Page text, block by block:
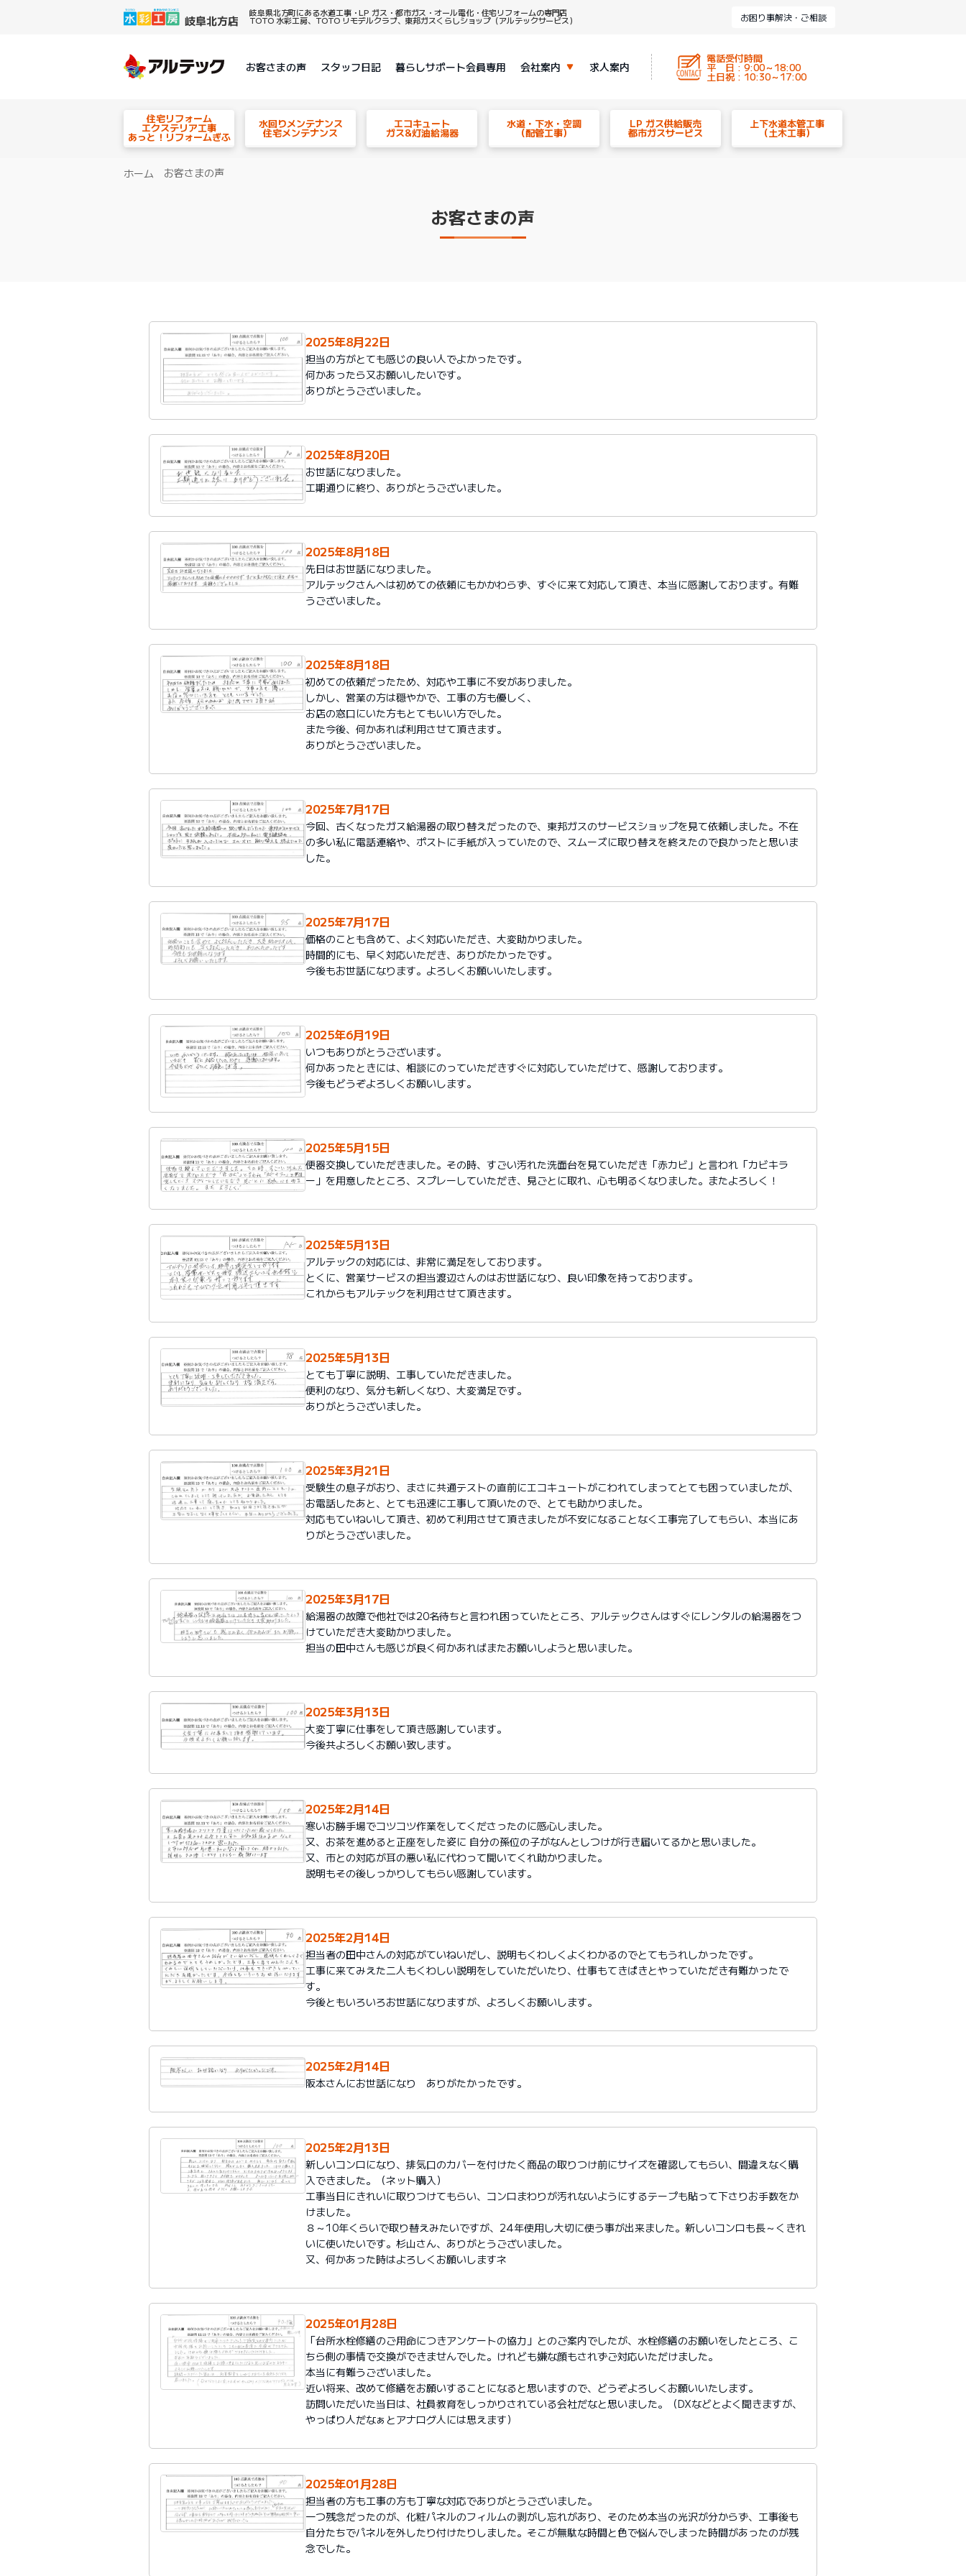
岐阜県北方町にある水道工事・LP ガス・都市ガス・オール電化・住宅リフォームの専門店
TOTO 水彩工房、TOTO リモデルクラブ、東邦ガスくらしショップ（アルテックサービス） お困り事解決・ご相談
お客さまの声 スタッフ日記 暮らしサポート会員専用 会社案内 求人案内
電話受付時間
平 日 : 9:00～18:00
土日祝 : 10:30～17:00
住宅リフォーム
エクステリア工事
あっと！リフォームぎふ
水回りメンテナンス
住宅メンテナンス
エコキュート
ガス&灯油給湯器
水道・下水・空調
（配管工事）
LP ガス供給販売
都市ガスサービス
上下水道本管工事
（土木工事）
ホーム お客さまの声
お客さまの声
2025年8月22日
担当の方がとても感じの良い人でよかったです。
何かあったら又お願いしたいです。
ありがとうございました。
2025年8月20日
お世話になりました。
工期通りに終り、ありがとうございました。
2025年8月18日
先日はお世話になりました。
アルテックさんへは初めての依頼にもかかわらず、すぐに来て対応して頂き、本当に感謝しております。有難
うございました。
2025年8月18日
初めての依頼だったため、対応や工事に不安がありました。
しかし、営業の方は穏やかで、工事の方も優しく、
お店の窓口にいた方もとてもいい方でした。
また今後、何かあれば利用させて頂きます。
ありがとうございました。
2025年7月17日
今回、古くなったガス給湯器の取り替えだったので、東邦ガスのサービスショップを見て依頼しました。不在
の多い私に電話連絡や、ポストに手紙が入っていたので、スムーズに取り替えを終えたので良かったと思いま
した。
2025年7月17日
価格のことも含めて、よく対応いただき、大変助かりました。
時間的にも、早く対応いただき、ありがたかったです。
今後もお世話になります。よろしくお願いいたします。
2025年6月19日
いつもありがとうございます。
何かあったときには、相談にのっていただきすぐに対応していただけて、感謝しております。
今後もどうぞよろしくお願いします。
2025年5月15日
便器交換していただきました。その時、すごい汚れた洗面台を見ていただき「赤カビ」と言われ「カビキラ
ー」を用意したところ、スプレーしていただき、見ごとに取れ、心も明るくなりました。またよろしく！
2025年5月13日
アルテックの対応には、非常に満足をしております。
とくに、営業サービスの担当渡辺さんのはお世話になり、良い印象を持っております。
これからもアルテックを利用させて頂きます。
2025年5月13日
とても丁寧に説明、工事していただきました。
便利のなり、気分も新しくなり、大変満足です。
ありがとうございました。
2025年3月21日
受験生の息子がおり、まさに共通テストの直前にエコキュートがこわれてしまってとても困っていましたが、
お電話したあと、とても迅速に工事して頂いたので、とても助かりました。
対応もていねいして頂き、初めて利用させて頂きましたが不安になることなく工事完了してもらい、本当にあ
りがとうございました。
2025年3月17日
給湯器の故障で他社では20名待ちと言われ困っていたところ、アルテックさんはすぐにレンタルの給湯器をつ
けていただき大変助かりました。
担当の田中さんも感じが良く何かあればまたお願いしようと思いました。
2025年3月13日
大変丁寧に仕事をして頂き感謝しています。
今後共よろしくお願い致します。
2025年2月14日
寒いお勝手場でコツコツ作業をしてくださったのに感心しました。
又、お茶を進めると正座をした姿に 自分の孫位の子がなんとしつけが行き届いてるかと思いました。
又、市との対応が耳の悪い私に代わって聞いてくれ助かりました。
説明もその後しっかりしてもらい感謝しています。
2025年2月14日
担当者の田中さんの対応がていねいだし、説明もくわしくよくわかるのでとてもうれしかったです。
工事に来てみえた二人もくわしい説明をしていただいたり、仕事もてきぱきとやっていただき有難かったで
す。
今後ともいろいろお世話になりますが、よろしくお願いします。
2025年2月14日
阪本さんにお世話になり ありがたかったです。
2025年2月13日
新しいコンロになり、排気口のカバーを付けたく商品の取りつけ前にサイズを確認してもらい、間違えなく購
入できました。（ネット購入）
工事当日にきれいに取りつけてもらい、コンロまわりが汚れないようにするテープも貼って下さりお手数をか
けました。
８～10年くらいで取り替えみたいですが、24年使用し大切に使う事が出来ました。新しいコンロも長～くきれ
いに使いたいです。杉山さん、ありがとうございました。
又、何かあった時はよろしくお願いしますネ
2025年01月28日
「台所水栓修繕のご用命につきアンケートの協力」とのご案内でしたが、水栓修繕のお願いをしたところ、こ
ちら側の事情で交換ができませんでした。けれども嫌な顔もされずご対応いただけました。
本当に有難うございました。
近い将来、改めて修繕をお願いすることになると思いますので、どうぞよろしくお願いいたします。
訪問いただいた当日は、社員教育をしっかりされている会社だなと思いました。（DXなどとよく聞きますが、
やっぱり人だなぁとアナログ人には思えます）
2025年01月28日
担当者の方も工事の方も丁寧な対応でありがとうございました。
一つ残念だったのが、化粧パネルのフィルムの剥がし忘れがあり、そのため本当の光沢が分からず、工事後も
自分たちでパネルを外したり付けたりしました。そこが無駄な時間と色で悩んでしまった時間があったのが残
念でした。